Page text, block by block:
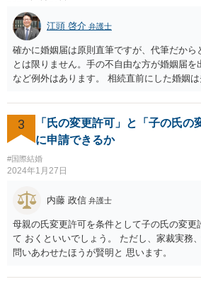
江頭 啓介 弁護士
確かに婚姻届は原則直筆ですが、代筆だから
とは限りません。手の不自由な方が婚姻届を
など例外はあります。 相続直前にした婚姻
わかりません、分かりやすく解説していた
婚姻が成立するには二つの要素が必要と言
出ですが、もう一つは双方の婚姻意思です。
相互に助け合いながら生活していく意思とい
と思います。 ここで、相続目的での婚姻をみ
して生活していくというよりは、一方が死亡
めに配偶者という立場を得ることが主な目的
て、形式的に届出がなされたとしても、双方
ないので、婚姻意思はありません。 よって、
より、無効となります。
3
「氏の変更許可」と「子の氏の
に申請できるか
#国際結婚
2024年1月27日
内藤 政信 弁護士
母親の氏変更許可を条件として子の氏の変更
て おくといいでしょう。 ただし、家裁実務
問いあわせたほうが賢明と 思います。